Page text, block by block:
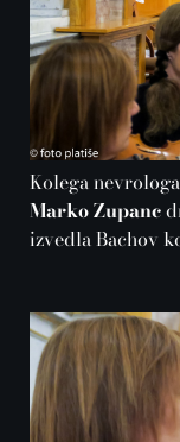
Kolega nevrologa
Marko Zupanc
izvedla Bachov